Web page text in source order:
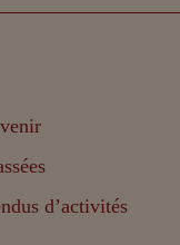
d’activités